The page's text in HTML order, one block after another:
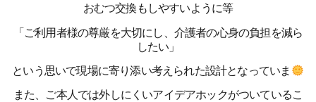
おむつ交換もしやすいように等
「ご利用者様の尊厳を大切にし、介護者の心身の負担を減ら
したい」
という思いで現場に寄り添い考えられた設計となっていま
また、ご本人では外しにくいアイデアホックがついているこ